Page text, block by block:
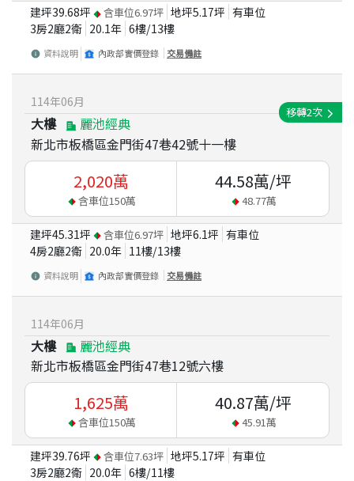
建坪39.68坪 含車位6.97坪 地坪5.17坪 有車位
3房2廳2衛 20.1年 6樓/13樓
資料說明 內政部實價登錄 交易備註
114年06月
大樓
麗池經典
新北市板橋區金門街47巷42號十一樓
移轉2次
2,020萬
含車位150萬
44.58萬/坪
48.77萬
建坪45.31坪 含車位6.97坪 地坪6.1坪 有車位
4房2廳2衛 20.0年 11樓/13樓
資料說明 內政部實價登錄 交易備註
114年06月
大樓
麗池經典
新北市板橋區金門街47巷12號六樓
1,625萬
含車位150萬
40.87萬/坪
45.91萬
建坪39.76坪 含車位7.63坪 地坪5.17坪 有車位
3房2廳2衛 20.0年 6樓/11樓